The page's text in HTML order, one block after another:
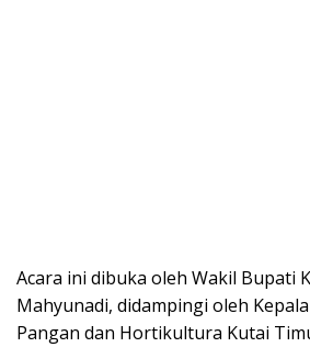
Acara ini dibuka oleh Wakil Bupati
Mahyunadi, didampingi oleh
Pangan dan Hortikultura Kutai